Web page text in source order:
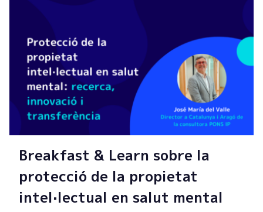
Breakfast & Learn sobre la
protecció de la propietat
intel·lectual en salut mental